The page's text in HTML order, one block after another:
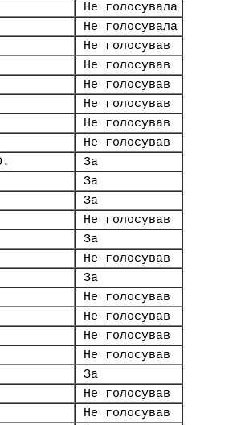
Не голосувала
Не голосувала
Не голосував
Не голосував
Не голосував
Не голосував
Не голосував
Не голосував
За
За
За
Не голосував
За
Не голосував
За
Не голосував
Не голосував
Не голосував
Не голосував
За
Не голосував
Не голосував